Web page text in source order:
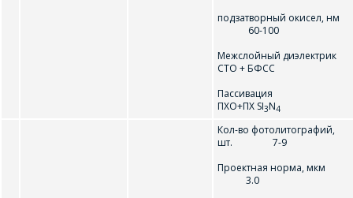
подзатворный окисел, нм
60-100
Межслойный диэлектрик
СТО + БФСС
Пассивация
ПХО+ПХ SI3N4
Кол-во фотолитографий,
шт. 7-9
Проектная норма,
3.0